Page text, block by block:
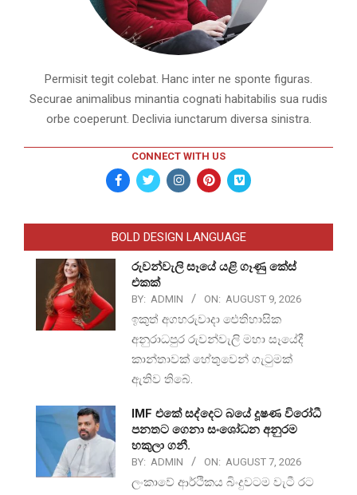
Permisit tegit colebat. Hanc inter ne sponte figuras.
Securae animalibus minantia cognati habitabilis sua rudis
orbe coeperunt. Declivia iunctarum diversa sinistra.
CONNECT WITH US
BOLD DESIGN LANGUAGE
රුවන්වැලි සෑයේ යළි ගෑණු කේස්
එකක්
BY: ADMIN ON: AUGUST 9, 2026
ඉකුත් අගහරුවාදා ඓතිහාසික
අනුරාධපුර රුවන්වැලි මහා සෑයේදී
කාන්තාවක් හේතුවෙන් ගැටුමක්
ඇතිව තිබේ.
IMF එකේ සද්දෙට බයේ දූෂණ විරෝධී
පනතට ගෙනා සංශෝධන අනුරම
හකුලා ගනී.
BY: ADMIN ON: AUGUST 7, 2026
ලංකාවේ ආර්ථිකය බිංදුවටම වැටී රට